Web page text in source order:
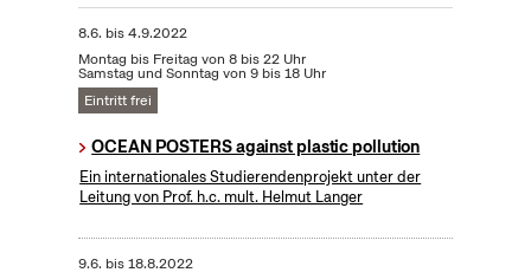
8.6. bis4.9.2022
Montag bis Freitag von 8 bis 22 Uhr
Samstag und Sonntag von 9 bis 18 Uhr
Eintritt frei
OCEAN POSTERS against plastic pollution
Ein internationales Studierendenprojekt unter der
Leitung von Prof. h.c. mult. Helmut Langer
9.6. bis18.8.2022